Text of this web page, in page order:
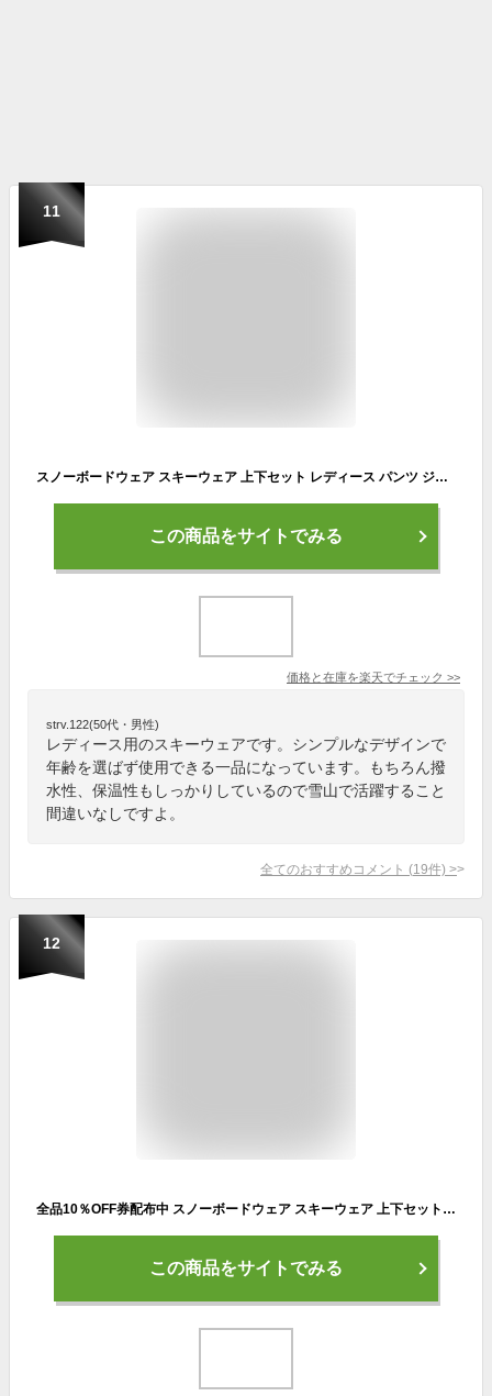
11
スノーボードウェア スキーウェア 上下セット レディース パンツ ジャケット ボード ウェア スノボ ウェア ウェア スノー ウェア ウエア おしゃれ かわいい 上 下 スノーボード スキー アウトドア 保温 中綿 撥水 防風 防寒 着 耐水 ISET-510 【LDY】
この商品をサイトでみる
価格と在庫を楽天でチェック >>
strv.122(50代・男性)
レディース用のスキーウェアです。シンプルなデザインで
年齢を選ばず使用できる一品になっています。もちろん撥
水性、保温性もしっかりしているので雪山で活躍すること
間違いなしですよ。
全てのおすすめコメント (19件) >
12
全品10％OFF券配布中 スノーボードウェア スキーウェア 上下セット レディース パンツ ジャケット ボード ウェア スノボ ウェア スノボー ウェア スノー ウェア ウエア おしゃれ かわいい 上 下 スノーボード スキー 保温 中綿 撥水 防風 防寒 着 PISET-43PJB_ICE 【LDY】
この商品をサイトでみる